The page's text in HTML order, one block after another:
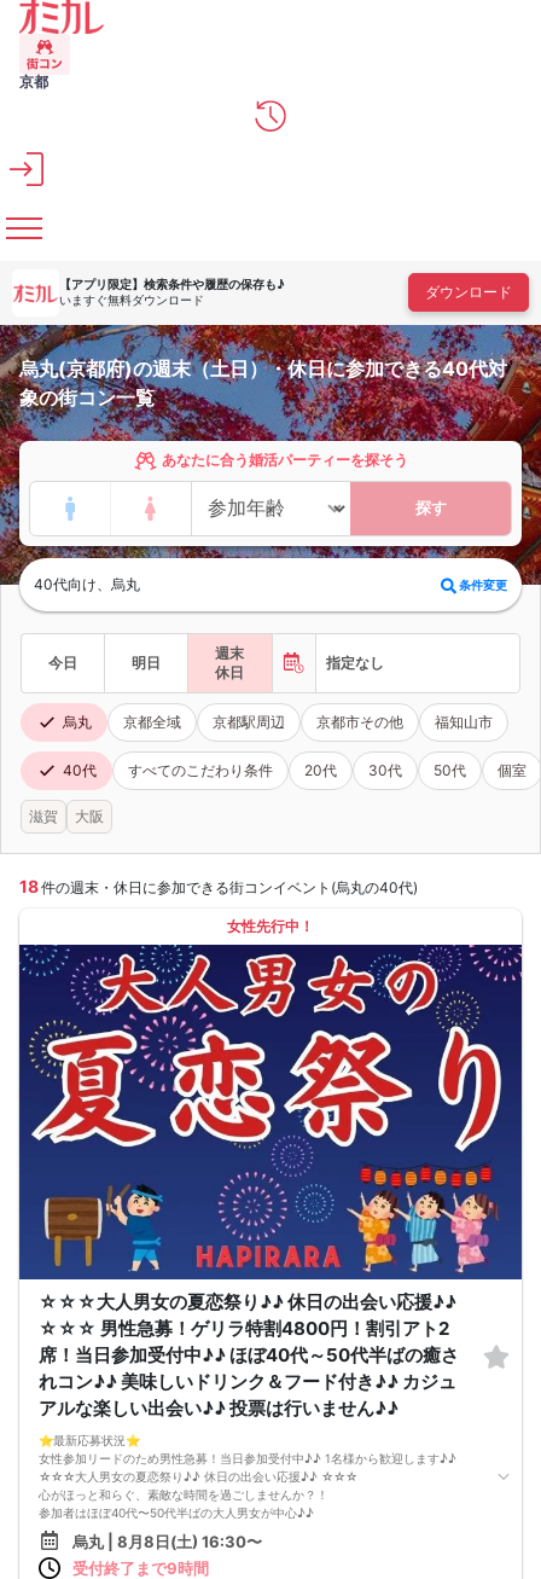
メインコンテンツへスキップ
京都
【アプリ限定】 検索条件や履歴の保存も♪
いますぐ無料ダウンロード
ダウンロード
烏丸(京都府)の週末（土日）・休日に参加できる40代対
象の街コン一覧
あなたに合う婚活パーティーを探そう
探す
40代向け、烏丸 条件変更
今日 明日
週末
休日
指定なし
烏丸 京都全域 京都駅周辺 京都市その他 福知山市
40代 すべてのこだわり条件 20代 30代 50代 個室
滋賀 大阪
18件の週末・休日に参加できる街コンイベント(烏丸の40代)
女性先行中！
☆☆☆大人男女の夏恋祭り♪♪ 休日の出会い応援♪♪
☆☆☆ 男性急募！ゲリラ特割4800円！割引アト2
席！当日参加受付中♪♪ ほぼ40代～50代半ばの癒さ
れコン♪♪ 美味しいドリンク＆フード付き♪♪ カジュ
アルな楽しい出会い♪♪ 投票は行いません♪♪
⭐️最新応募状況⭐️
女性参加リードのため男性急募！当日参加受付中♪♪ 1名様から歓迎します♪♪
☆☆☆大人男女の夏恋祭り♪♪ 休日の出会い応援♪♪ ☆☆☆
心がほっと和らぐ、素敵な時間を過ごしませんか？！
参加者はほぼ40代〜50代半ばの大人男女が中心♪♪
同世代だからこそ趣味や暮らし、これまでの経験など、自然と共感できる会話が
生まれます。
「落ち着いた雰囲気の中で、カジュアルで楽しい出会いがほしい♪♪」
烏丸 | 8月8日(土) 16:30〜
受付終了まで9時間